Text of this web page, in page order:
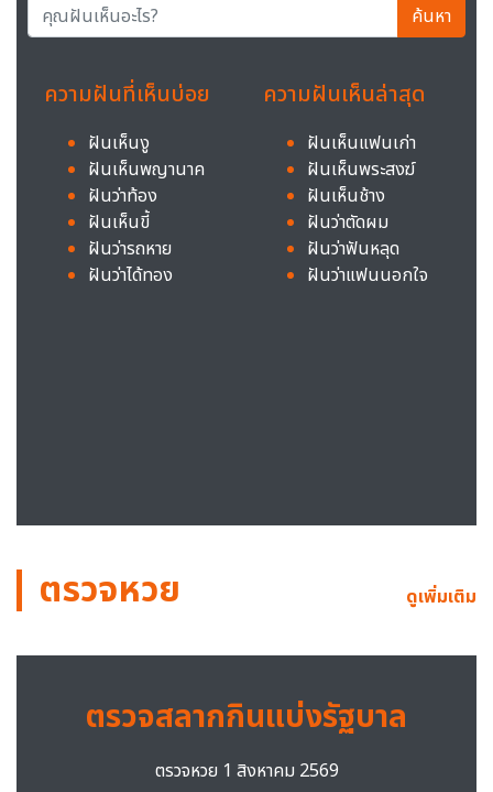
ค้นหา
ความฝันที่เห็นบ่อย
ฝันเห็นงู
ฝันเห็นพญานาค
ฝันว่าท้อง
ฝันเห็นขี้
ฝันว่ารถหาย
ฝันว่าได้ทอง
ความฝันเห็นล่าสุด
ฝันเห็นแฟนเก่า
ฝันเห็นพระสงฆ์
ฝันเห็นช้าง
ฝันว่าตัดผม
ฝันว่าฟันหลุด
ฝันว่าแฟนนอกใจ
ตรวจหวย ดูเพิ่มเติม
ตรวจสลากกินแบ่งรัฐบาล
ตรวจหวย 1 สิงหาคม 2569